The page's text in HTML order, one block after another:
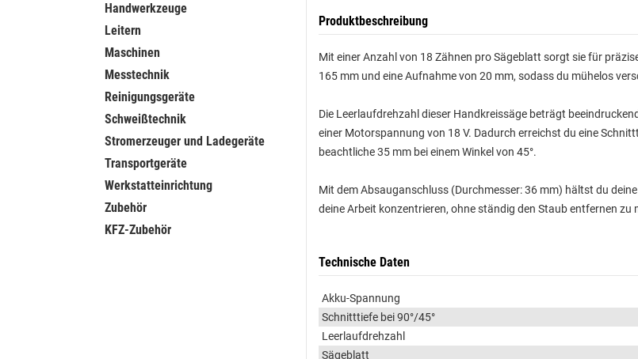
Handwerkzeuge
Leitern
Maschinen
Messtechnik
Reinigungsgeräte
Schweißtechnik
Stromerzeuger und Ladegeräte
Transportgeräte
Werkstatteinrichtung
Zubehör
KFZ-Zubehör
Produktbeschreibung
Mit einer Anzahl von 18 Zähnen pro Sägeblatt sorgt sie für
165 mm und eine Aufnahme von 20 mm, sodass du mühelos
Die Leerlaufdrehzahl dieser Handkreissäge beträgt
einer Motorspannung von 18 V. Dadurch erreichst du eine
beachtliche 35 mm bei einem Winkel von 45°.
Mit dem Absauganschluss (Durchmesser: 36 mm) hältst du
deine Arbeit konzentrieren, ohne ständig den Staub entfernen zu
Technische Daten
Akku-Spannung
Schnitttiefe bei 90°/45°
Leerlaufdrehzahl
Sägeblatt